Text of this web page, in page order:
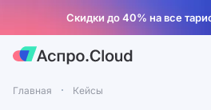
Скидки до 40% на все
Главная Кейсы